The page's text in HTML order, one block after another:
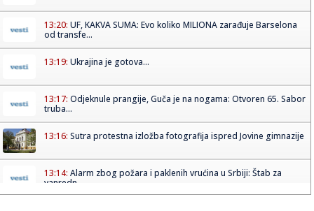
13:20: UF, KAKVA SUMA: Evo koliko MILIONA zarađuje Barselona
od transfe...
13:19: Ukrajina je gotova...
13:17: Odjeknule prangije, Guča je na nogama: Otvoren 65. Sabor
truba...
13:16: Sutra protestna izložba fotografija ispred Jovine gimnazije
13:14: Alarm zbog požara i paklenih vrućina u Srbiji: Štab za
vanredn...